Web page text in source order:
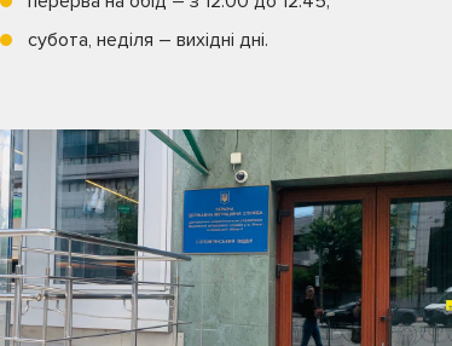
субота, неділя – вихідні дні.